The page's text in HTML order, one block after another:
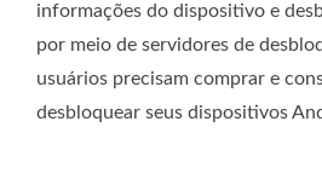
informações do dispositivo e
por meio de servidores de
usuários precisam comprar e
desbloquear seus dispositivos